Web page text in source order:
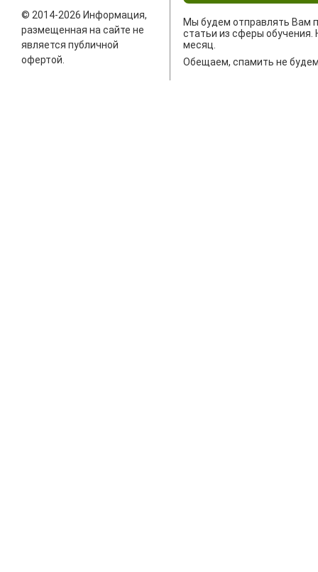
© 2014-2026 Информация,
размещенная на сайте не
является публичной
офертой.
Мы будем отправлять Вам
статьи из сферы обучения.
месяц.
Обещаем, спамить не